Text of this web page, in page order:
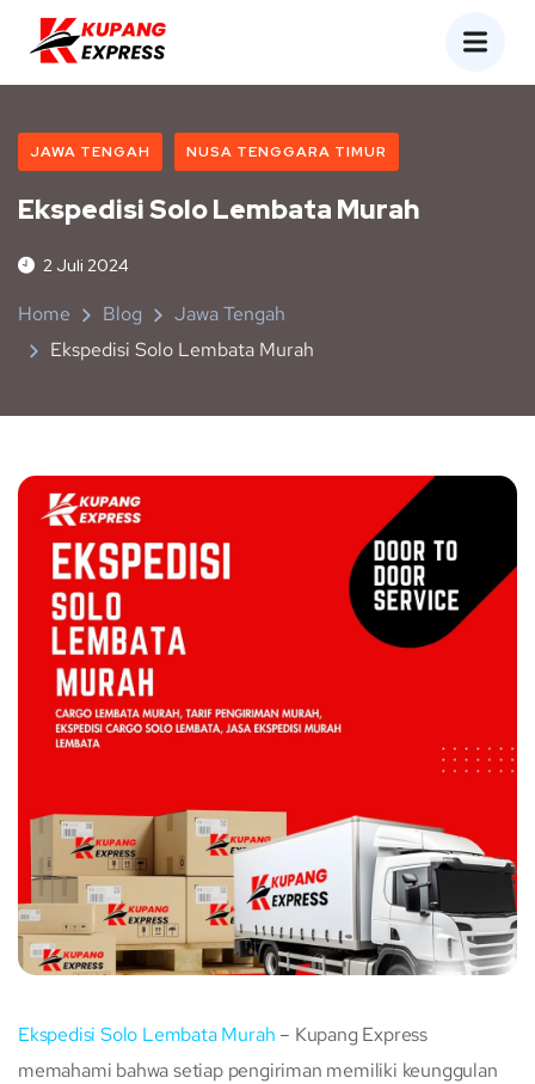
JAWA TENGAH NUSA TENGGARA TIMUR
Ekspedisi Solo Lembata Murah
2 Juli 2024
Home Blog
Jawa Tengah
Ekspedisi Solo Lembata Murah
Ekspedisi Solo Lembata Murah – Kupang Express
memahami bahwa setiap pengiriman memiliki keunggulan